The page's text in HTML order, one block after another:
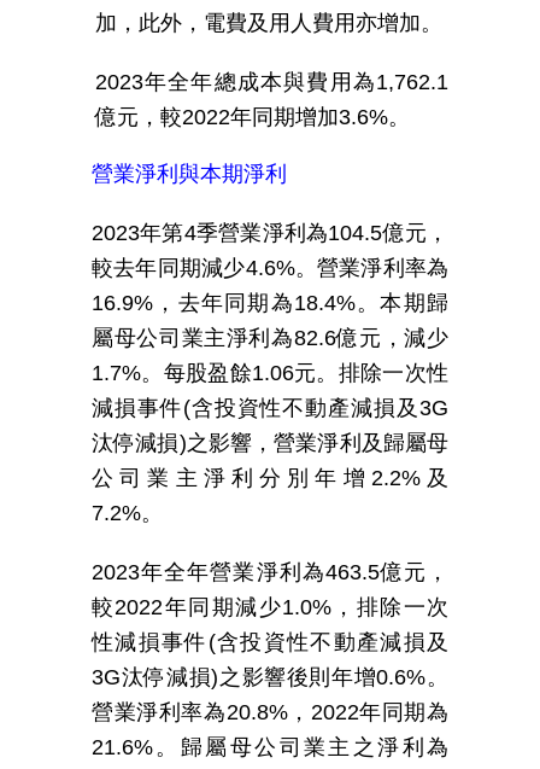
加，此外，電費及用人費用亦增加。
2023年全年總成本與費用為1,762.1
億元，較2022年同期增加3.6%。
營業淨利與本期淨利
2023年第4季營業淨利為104.5億元，
較去年同期減少4.6%。營業淨利率為
16.9% ， 去年同期為18.4%。本期歸
屬母公司業主淨利為82.6億元，減少
1.7%。每股盈餘1.06元。排除一次性
減損事件(含投資性不動產減損及3G
汰停減損)之影響，營業淨利及歸屬母
公司業主淨利分別年增 2.2%及
7.2%。
2023年全年營業淨利為463.5億元，
較2022年同期減少1.0%，排除一次
性減損事件 (含投資性不動產減損及
3G汰停減損)之影響後則年增0.6%。
營業淨利率為20.8%， 2022年同期為
21.6%。歸屬母公司業主之淨利為